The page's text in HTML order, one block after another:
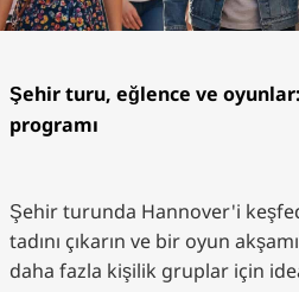
Şehir turu, eğlence ve
programı
Şehir turunda Hannover'i
tadını çıkarın ve bir oyun
daha fazla kişilik gruplar için